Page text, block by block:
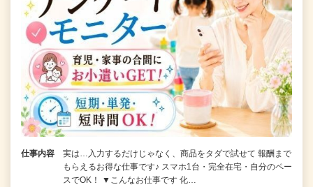
仕事内容
実は…入力するだけじゃなく、商品をタダで試せて 報酬まで
もらえるお得な仕事です♪ スマホ1台・完全在宅・自分のペー
スでOK！ ▼こんなお仕事です 化…